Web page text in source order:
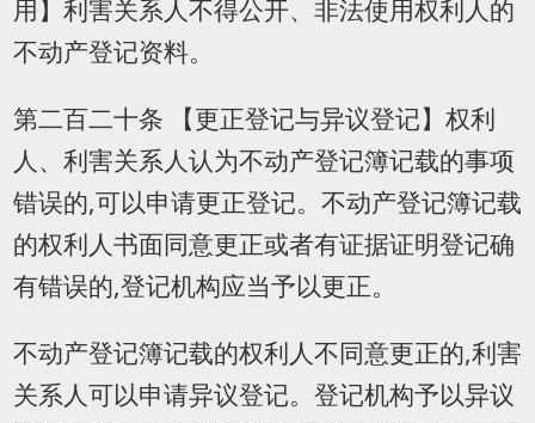
用】利害关系人不得公开、非法使用权利人的
不动产登记资料。
第二百二十条 【更正登记与异议登记】权利
人、利害关系人认为不动产登记簿记载的事项
错误的,可以申请更正登记。不动产登记簿记载
的权利人书面同意更正或者有证据证明登记确
有错误的,登记机构应当予以更正。
不动产登记簿记载的权利人不同意更正的,利害
关系人可以申请异议登记。登记机构予以异议